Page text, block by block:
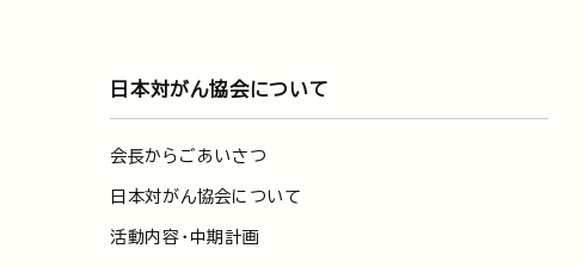
日本対がん協会について
会長からごあいさつ
日本対がん協会について
活動内容・中期計画